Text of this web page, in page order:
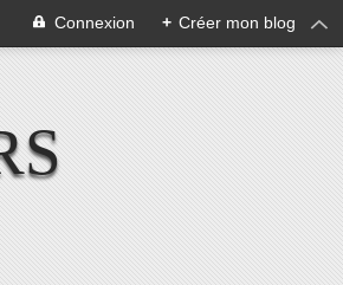
Connexion + Créer mon blog